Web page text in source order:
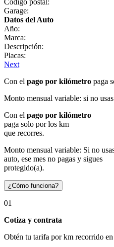
Garage:
Datos del Auto
Año:
Marca:
Descripción:
Placas:
Next
Con el pago por kilómetro paga
Monto mensual variable: si no
Con el pago por kilómetro
paga solo por los km
que recorres.
Monto mensual variable: Si no
auto, ese mes no pagas y sigues
protegido(a).
¿Cómo funciona?
01
Cotiza y contrata
Obtén tu tarifa por km recorrido